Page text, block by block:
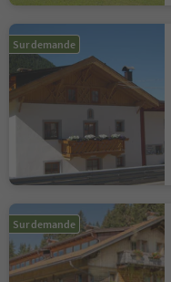
Sur demande
Sur demande